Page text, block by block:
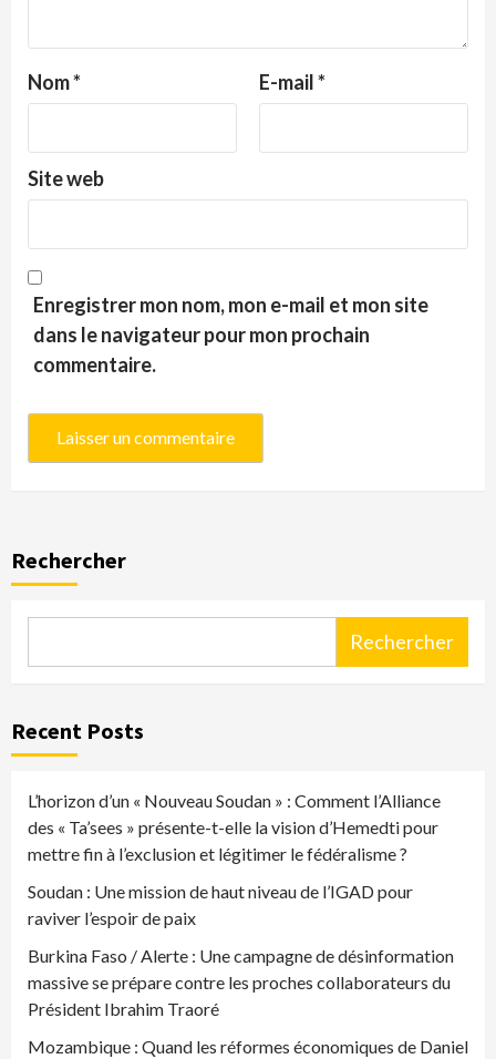
Nom* E-mail*
Site web
Enregistrer mon nom, mon e-mail et mon site
dans le navigateur pour mon prochain
commentaire.
Rechercher
Rechercher
Recent Posts
L’horizon d’un « Nouveau Soudan » : Comment l’Alliance
des « Ta’sees » présente-t-elle la vision d’Hemedti pour
mettre fin à l’exclusion et légitimer le fédéralisme ?
Soudan : Une mission de haut niveau de l’IGAD pour
raviver l’espoir de paix
Burkina Faso / Alerte : Une campagne de désinformation
massive se prépare contre les proches collaborateurs du
Président Ibrahim Traoré
Mozambique : Quand les réformes économiques de Daniel